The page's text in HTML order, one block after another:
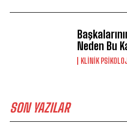
Neden Bu
KLINIK
SON YAZILAR